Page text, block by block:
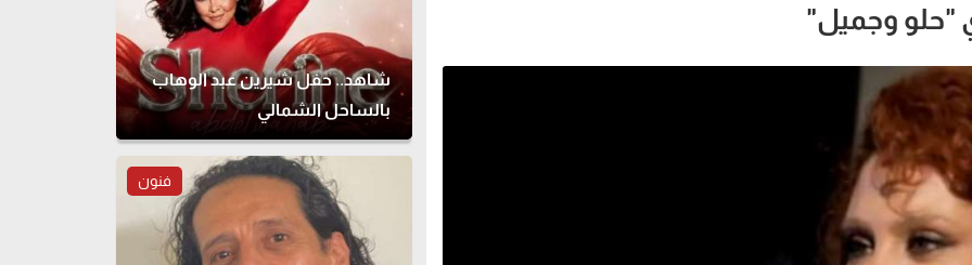
"حلو وجميل"
شاهد.. حفل شيرين عبد الوهاب
بالساحل الشمالي
فنون